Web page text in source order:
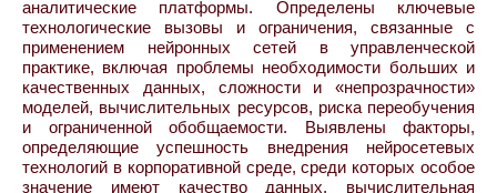
аналитические платформы. Определены ключевые
технологические вызовы и ограничения, связанные с
применением нейронных сетей в управленческой
практике, включая проблемы необходимости больших и
качественных данных, сложности и «непрозрачности»
моделей, вычислительных ресурсов, риска переобучения
и ограниченной обобщаемости. Выявлены факторы,
определяющие успешность внедрения нейросетевых
технологий в корпоративной среде, среди которых особое
значение имеют качество данных, вычислительная